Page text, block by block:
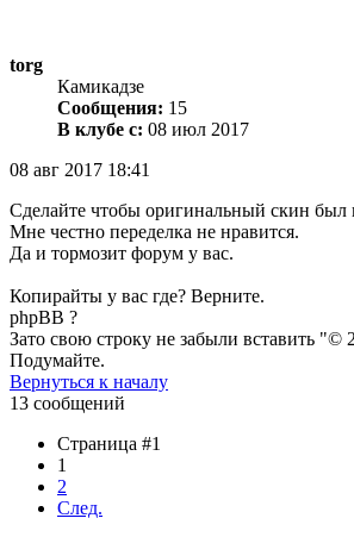
torg
Камикадзе
Сообщения: 15
В клубе с: 08 июл 2017
08 авг 2017 18:41
Сделайте чтобы оригинальный скин был
Мне честно переделка не нравится.
Да и тормозит форум у вас.
Копирайты у вас где? Верните.
phpBB ?
Зато свою строку не забыли вставить "©
Подумайте.
Вернуться к началу
13 сообщений
Страница #1
1
2
След.